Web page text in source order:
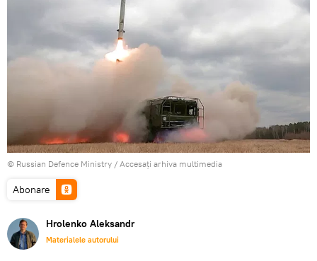
© Russian Defence Ministry / Accesați arhiva multimedia
Abonare
Hrolenko Aleksandr
Materialele autorului